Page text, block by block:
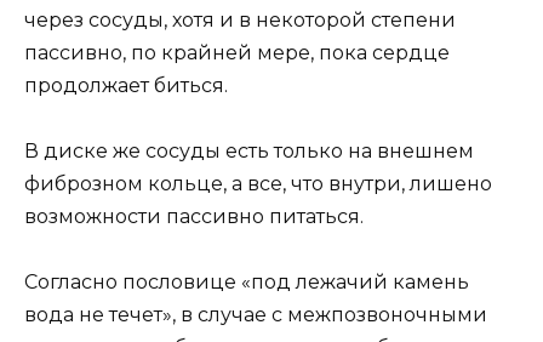
через сосуды, хотя и в некоторой степени
пассивно, по крайней мере, пока сердце
продолжает биться.
В диске же сосуды есть только на внешнем
фиброзном кольце, а все, что внутри, лишено
возможности пассивно питаться.
Согласно пословице «под лежачий камень
вода не течет», в случае с межпозвоночными